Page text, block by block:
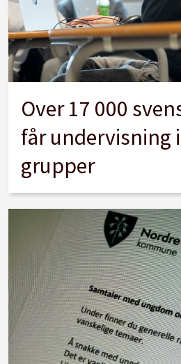
Over 17 000
får undervisning
grupper